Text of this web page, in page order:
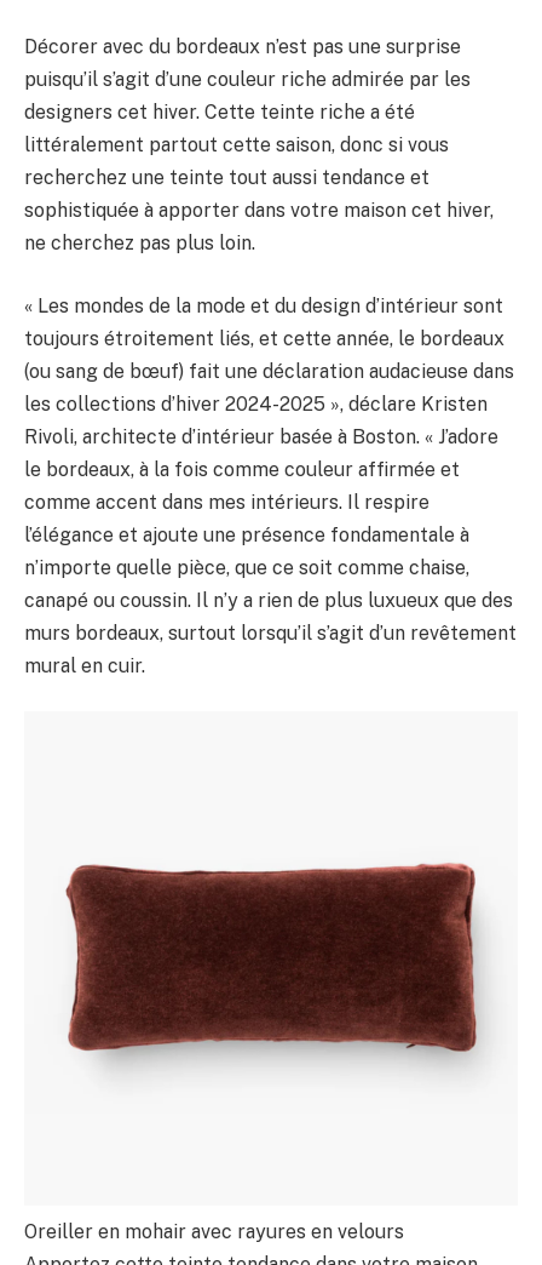
Décorer avec du bordeaux n’est pas une surprise
puisqu’il s’agit d’une couleur riche admirée par les
designers cet hiver. Cette teinte riche a été
littéralement partout cette saison, donc si vous
recherchez une teinte tout aussi tendance et
sophistiquée à apporter dans votre maison cet hiver,
ne cherchez pas plus loin.
« Les mondes de la mode et du design d’intérieur sont
toujours étroitement liés, et cette année, le bordeaux
(ou sang de bœuf) fait une déclaration audacieuse dans
les collections d’hiver 2024-2025 », déclare Kristen
Rivoli, architecte d’intérieur basée à Boston. « J’adore
le bordeaux, à la fois comme couleur affirmée et
comme accent dans mes intérieurs. Il respire
l’élégance et ajoute une présence fondamentale à
n’importe quelle pièce, que ce soit comme chaise,
canapé ou coussin. Il n’y a rien de plus luxueux que des
murs bordeaux, surtout lorsqu’il s’agit d’un revêtement
mural en cuir.
Oreiller en mohair avec rayures en velours